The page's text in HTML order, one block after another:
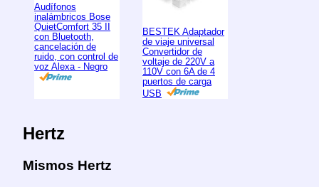
Audífonos
inalámbricos Bose
QuietComfort 35 II
con Bluetooth,
cancelación de
ruido, con control de
voz Alexa - Negro
BESTEK Adaptador
de viaje universal
Convertidor de
voltaje de 220V a
110V con 6A de 4
puertos de carga
USB
Hertz
Mismos Hertz